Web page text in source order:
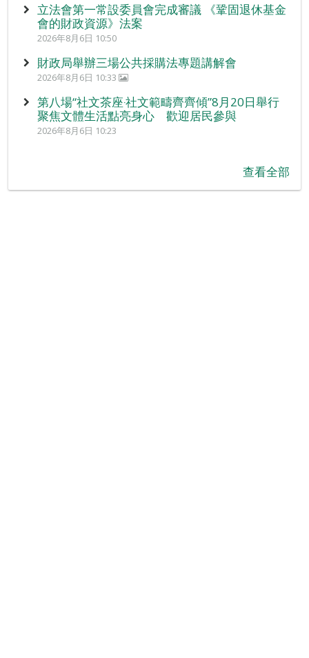
立法會第一常設委員會完成審議 《鞏固退休基金
會的財政資源》法案
2026年8月6日 10:50
財政局舉辦三場公共採購法專題講解會
2026年8月6日 10:33
第八場“社文茶座‧社文範疇齊齊傾”8月20日舉行
聚焦文體生活點亮身心 歡迎居民參與
2026年8月6日 10:23
查看全部